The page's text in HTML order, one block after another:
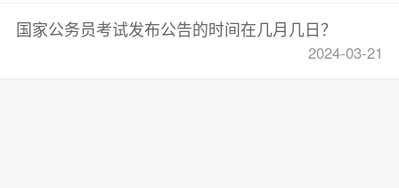
国家公务员考试发布公告的时间在几月几日？
2024-03-21